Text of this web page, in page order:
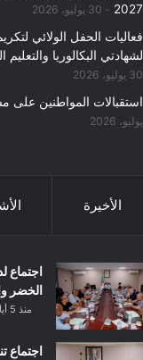
2027
30 يوليو، 2026
فعاليات الحفل الولائي
لشهادتي البكالوريا والتعليم
30 يوليو، 2026
استقبالات المواطنين على
يوليو، 2026
الأخيرة
اجتماع
الخضر
منذ 5 أيام
اجتماع